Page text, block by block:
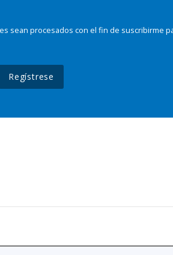
sean procesados con el fin de suscribirme
Regístrese